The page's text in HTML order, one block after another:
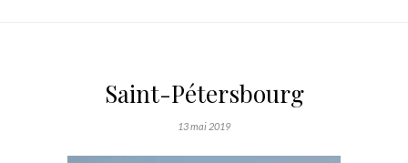
Saint-Pétersbourg
13 mai 2019